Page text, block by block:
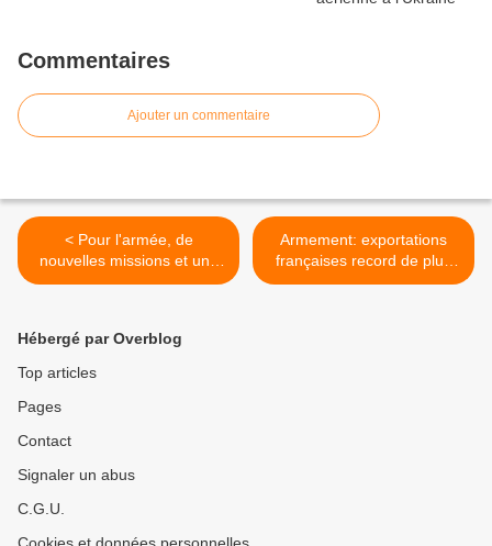
Commentaires
Ajouter un commentaire
< Pour l'armée, de
nouvelles missions et une
hausse du budget
Armement: exportations
françaises record de plus
de 8 milliards d'euros en
Hébergé par Overblog
Top articles
Pages
Contact
Signaler un abus
C.G.U.